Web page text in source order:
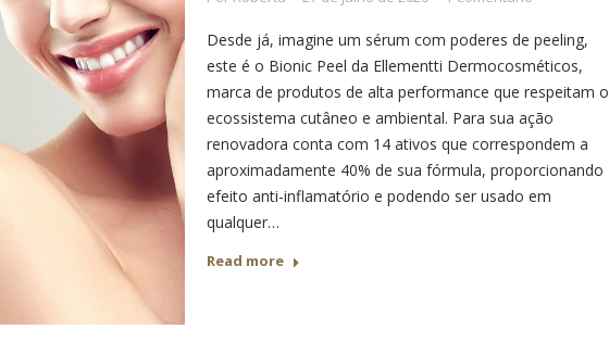
Desde já, imagine um sérum com poderes de peeling,
este é o Bionic Peel da Ellementti Dermocosméticos,
marca de produtos de alta performance que respeitam o
ecossistema cutâneo e ambiental. Para sua ação
renovadora conta com 14 ativos que correspondem a
aproximadamente 40% de sua fórmula, proporcionando
efeito anti-inflamatório e podendo ser usado em
qualquer…
Read more